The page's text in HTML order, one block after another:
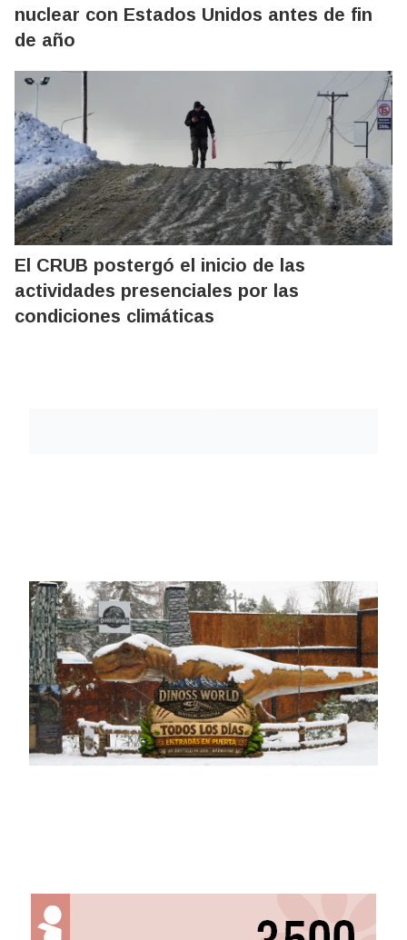
nuclear con Estados Unidos antes de fin
de año
El CRUB postergó el inicio de las
actividades presenciales por las
condiciones climáticas